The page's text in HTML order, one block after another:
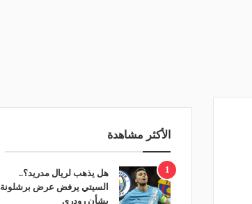
الأكثر مشاهدة
1
هل يذهب لريال مدريد؟..
السيتي يرفض عرض برشلونة
بشأن رودري